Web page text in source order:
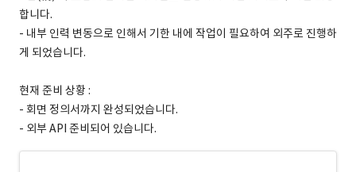
합니다.
- 내부 인력 변동으로 인해서 기한 내에 작업이 필요하여 외주로 진행하
게 되었습니다.
현재 준비 상황 :
- 회면 정의서까지 완성되었습니다.
- 외부 API 준비되어 있습니다.